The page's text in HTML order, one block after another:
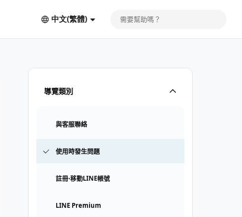
中文(繁體)
導覽類別
與客服聯絡
使用時發生問題
註冊⋅移動LINE帳號
LINE Premium